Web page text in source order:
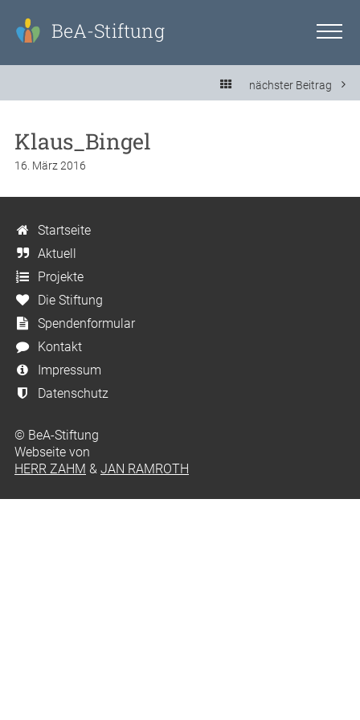
BeA-Stiftung
nächster Beitrag
Klaus_Bingel
16. März 2016
Startseite
Aktuell
Projekte
Die Stiftung
Spendenformular
Kontakt
Impressum
Datenschutz
© BeA-Stiftung
Webseite von
HERR ZAHM & JAN RAMROTH